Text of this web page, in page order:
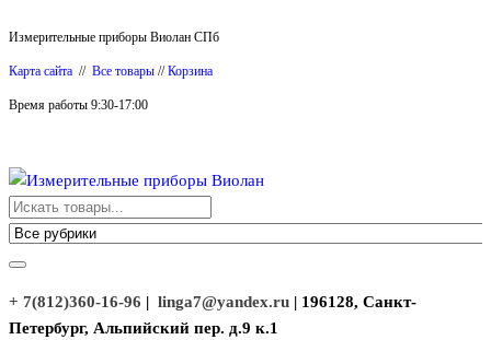
к
содержимому
Измерительные приборы Виолан СПб
Карта сайта // Все товары //Корзина
Время работы 9:30-17:00
Измерительные приборы Виолан
+ 7(812)360-16-96 | linga7@yandex.ru | 196128, Санкт-
Петербург, Альпийский пер. д.9 к.1